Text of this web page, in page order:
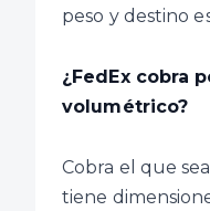
peso y destino
¿FedEx cobra
volumétrico?
Cobra el que
tiene